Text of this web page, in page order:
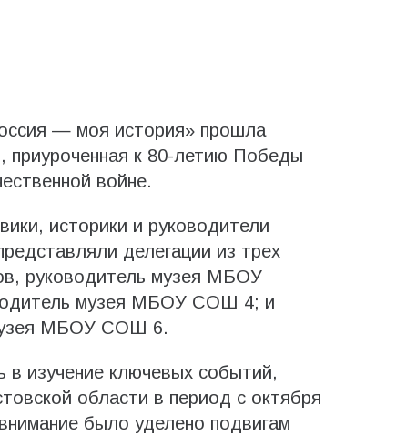
— моя история» прошла
приуроченная к 80-летию Победы
войне.
историки и руководители
делегации из трех
руководитель музея МБОУ
музея МБОУ СОШ 4; и
МБОУ СОШ 6.
в изучение ключевых событий,
области в период с октября
было уделено подвигам